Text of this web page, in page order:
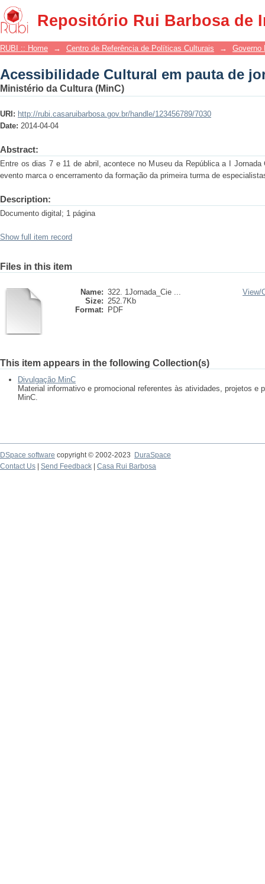
Repositório Rui Barbosa de
Acessibilidade Cultural em pauta de
RUBI :: Home → Centro de Referência de Políticas Culturais → Governo
Acessibilidade Cultural em pauta de
Ministério da Cultura (MinC)
URI: http://rubi.casaruibarbosa.gov.br/handle/123456789/7030
Date: 2014-04-04
Abstract:
Entre os dias 7 e 11 de abril, acontece no Museu da República a I
evento marca o encerramento da formação da primeira turma de
Description:
Documento digital; 1 página
Show full item record
Files in this item
Name: 322. 1Jornada_Cie ...
Size: 252.7Kb
Format:
PDF
View/
This item appears in the following Collection(s)
Divulgação MinC
Material informativo e promocional referentes às atividades, projetos e
MinC.
DSpace software copyright © 2002-2023
DuraSpace
Contact Us
Send Feedback Casa Rui Barbosa